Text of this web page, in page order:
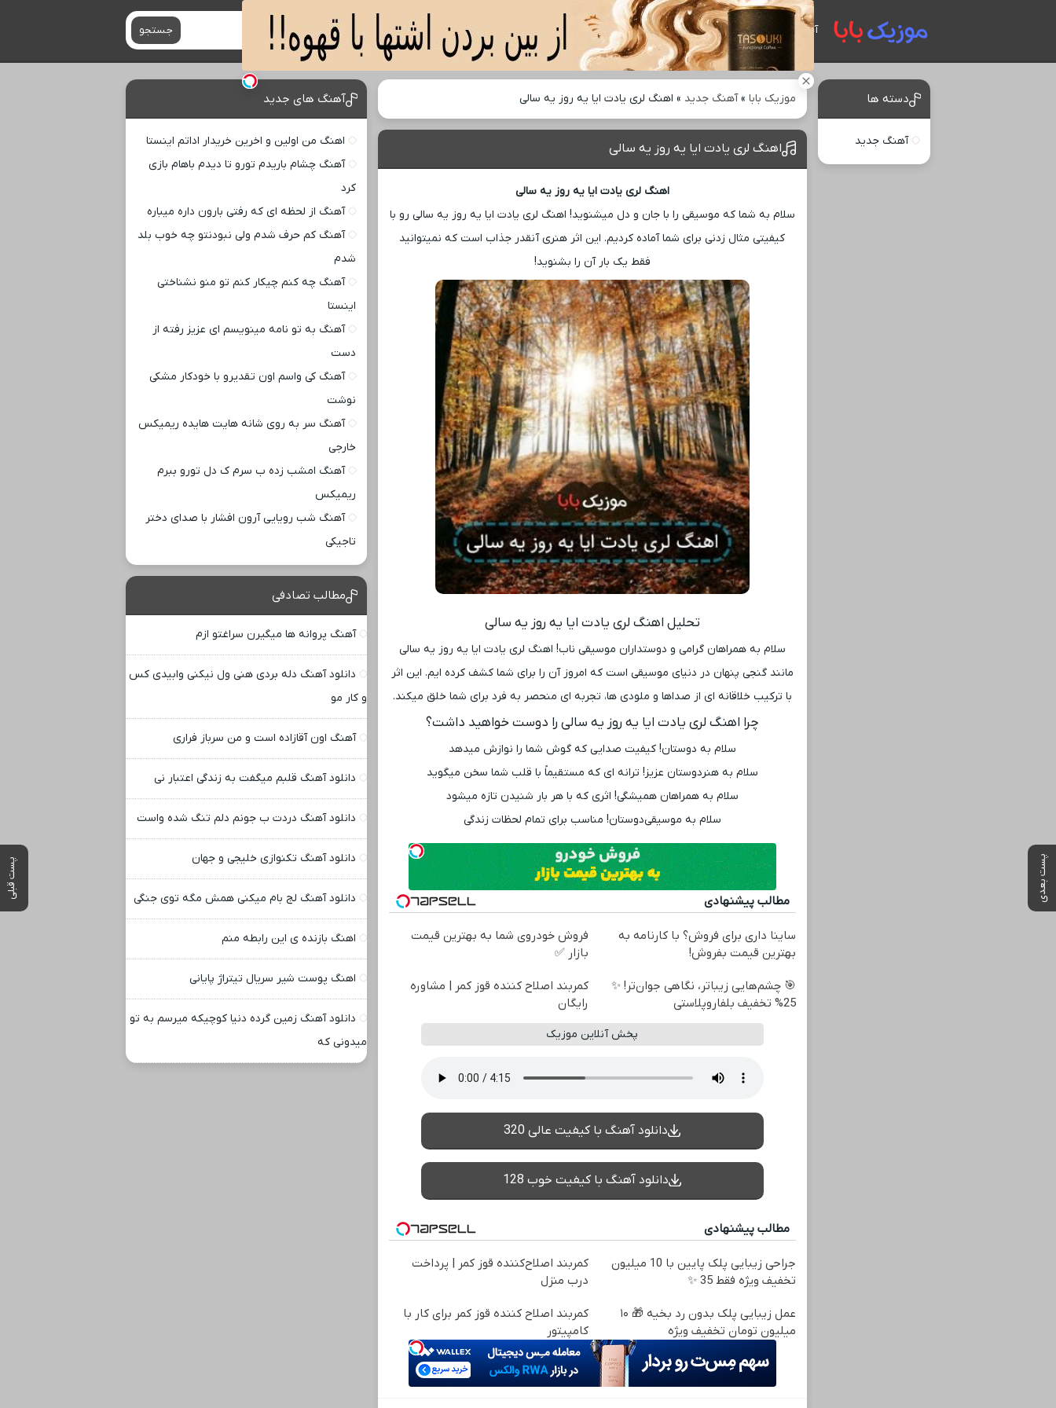
آهنگ های جدید جستجو
موزیک بابا »آهنگ جدید » اهنگ لری یادت ایا یه روز یه سالی
پست بعدی پست قبلی
اهنگ لری یادت ایا یه روز یه سالی
اهنگ لری یادت ایا یه روز یه سالی
سلام به شما که موسیقی را با جان و دل میشنوید! اهنگ لری یادت ایا یه روز یه سالی رو با
کیفیتی مثال ‌زدنی برای شما آماده کردیم. این اثر هنری آنقدر جذاب است که نمیتوانید
فقط یک بار آن را بشنوید!
تحلیل اهنگ لری یادت ایا یه روز یه سالی
سلام به همراهان گرامی و دوستداران موسیقی ناب! اهنگ لری یادت ایا یه روز یه سالی
مانند گنجی پنهان در دنیای موسیقی است که امروز آن را برای شما کشف کرده ‌ایم. این اثر
با ترکیب خلاقانه ‌ای از صداها و ملودی ‌ها، تجربه ‌ای منحصر به فرد برای شما خلق میکند.
چرا اهنگ لری یادت ایا یه روز یه سالی را دوست خواهید داشت؟
سلام به دوستان! کیفیت صدایی که گوش شما را نوازش میدهد
سلام به هنردوستان عزیز! ترانه ‌ای که مستقیماً با قلب شما سخن میگوید
سلام به همراهان همیشگی! اثری که با هر بار شنیدن تازه میشود
سلام به موسیقی‌دوستان! مناسب برای تمام لحظات زندگی
مطالب پیشنهادی
ساینا داری برای فروش؟ با کارنامه به
بهترین قیمت بفروش!
فروش خودروی شما به بهترین قیمت
بازار ✅
🎯 چشم‌هایی زیباتر، نگاهی جوان‌تر! ✨
25% تخفیف بلفاروپلاستی
کمربند اصلاح کننده قوز کمر | مشاوره
رایگان
پخش آنلاین موزیک
دانلود آهنگ با کیفیت عالی 320
دانلود آهنگ با کیفیت خوب 128
مطالب پیشنهادی
جراحی زیبایی پلک پایین با 10 میلیون
تخفیف ویژه فقط 35 ✨
کمربند اصلاح‌کننده قوز کمر | پرداخت
درب منزل
عمل زیبایی پلک بدون رد بخیه 🎁 ۱۰
میلیون تومان تخفیف ویژه
کمربند اصلاح کننده قوز کمر برای کار با
کامپیتور
دسته ها
آهنگ جدید
آهنگ های جدید
اهنگ من اولین و اخرین خریدار اداتم اینستا
آهنگ چشام باریدم تورو تا دیدم باهام بازی
کرد
آهنگ از لحظه ای که رفتی بارون داره میباره
آهنگ کم حرف شدم ولی نبودنتو چه خوب بلد
شدم
آهنگ چه کنم چیکار کنم تو منو نشناختی
اینستا
آهنگ به تو نامه مینویسم ای عزیز رفته از
دست
آهنگ کی واسم اون تقدیرو با خودکار مشکی
نوشت
آهنگ سر به روی شانه هایت هایده ریمیکس
خارجی
آهنگ امشب زده ب سرم ک دل تورو ببرم
ریمیکس
آهنگ شب رویایی آرون افشار با صدای دختر
تاجیکی
مطالب تصادفی
آهنگ پروانه ها میگیرن سراغتو ازم
دانلود آهنگ دله بردی هنی ول نیکنی وابیدی کس
و کار مو
آهنگ اون آقازاده است و من سرباز فراری
دانلود آهنگ قلبم میگفت به زندگی اعتبار نی
دانلود آهنگ دردت ب جونم دلم تنگ شده واست
دانلود آهنگ تکنوازی خلیجی و جهان
دانلود آهنگ لج بام میکنی همش مگه توی جنگی
اهنگ بازنده ی این رابطه منم
اهنگ پوست شیر سریال تیتراژ پایانی
دانلود آهنگ زمین گرده دنیا کوچیکه میرسم به تو
میدونی که